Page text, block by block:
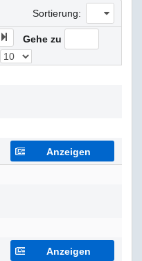
Sortierung:
Gehe zu
Anzeigen
Anzeigen